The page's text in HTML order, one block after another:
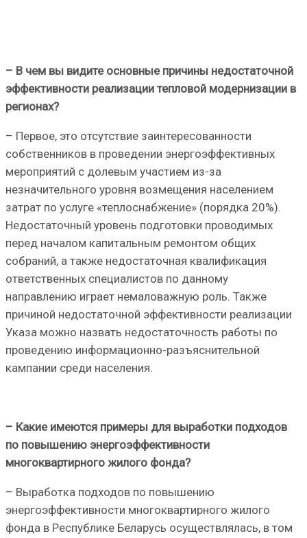
– В чем вы видите основные причины недостаточной
эффективности реализации тепловой модернизации в
регионах?
– Первое, это отсутствие заинтересованности
собственников в проведении энергоэффективных
мероприятий с долевым участием из-за
незначительного уровня возмещения населением
затрат по услуге «теплоснабжение» (порядка 20%).
Недостаточный уровень подготовки проводимых
перед началом капитальным ремонтом общих
собраний, а также недостаточная квалификация
ответственных специалистов по данному
направлению играет немаловажную роль. Также
причиной недостаточной эффективности реализации
Указа можно назвать недостаточность работы по
проведению информационно-разъяснительной
кампании среди населения.
– Какие имеются примеры для выработки подходов
по повышению энергоэффективности
многоквартирного жилого фонда?
– Выработка подходов по повышению
энергоэффективности многоквартирного жилого
фонда в Республике Беларусь осуществлялась, в том